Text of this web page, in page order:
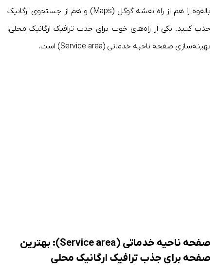
بالقوه را هم از راه نقشه گوگل (Maps) و هم از جستجوی ارگانیک
جذب ‌کنید. یکی از را‌ه‌های خوب برای جذب ترافیک ارگانیک محلی،
بهینه‌سازی صفحه ناحیه خدماتی (Service area) است.
صفحه ناحیه خدماتی (Service area): بهترین
صفحه‌ برای جذب ترافیک ارگانیک محلی